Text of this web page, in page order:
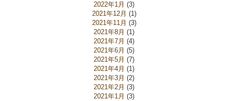
2022年1月 (3)
2021年12月 (1)
2021年11月 (3)
2021年8月 (1)
2021年7月 (4)
2021年6月 (5)
2021年5月 (7)
2021年4月 (1)
2021年3月 (2)
2021年2月 (3)
2021年1月 (3)